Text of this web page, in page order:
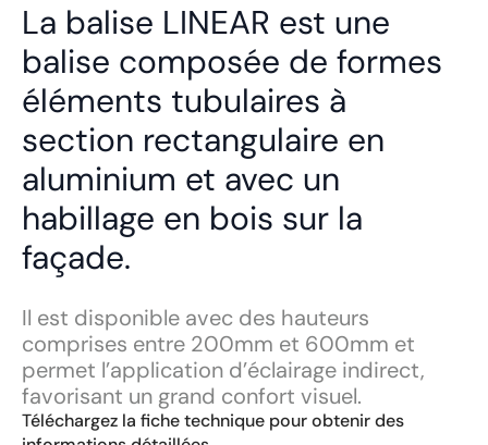
La balise LINEAR est une
balise composée de formes
éléments tubulaires à
section rectangulaire en
aluminium et avec un
habillage en bois sur la
façade.
Il est disponible avec des hauteurs
comprises entre 200mm et 600mm et
permet l’application d’éclairage indirect,
favorisant un grand confort visuel.
Téléchargez la fiche technique pour obtenir des